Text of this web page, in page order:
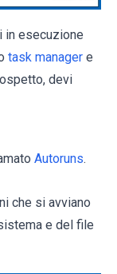
in esecuzione
task manager e
devi
Autoruns.
che si avviano
e del file